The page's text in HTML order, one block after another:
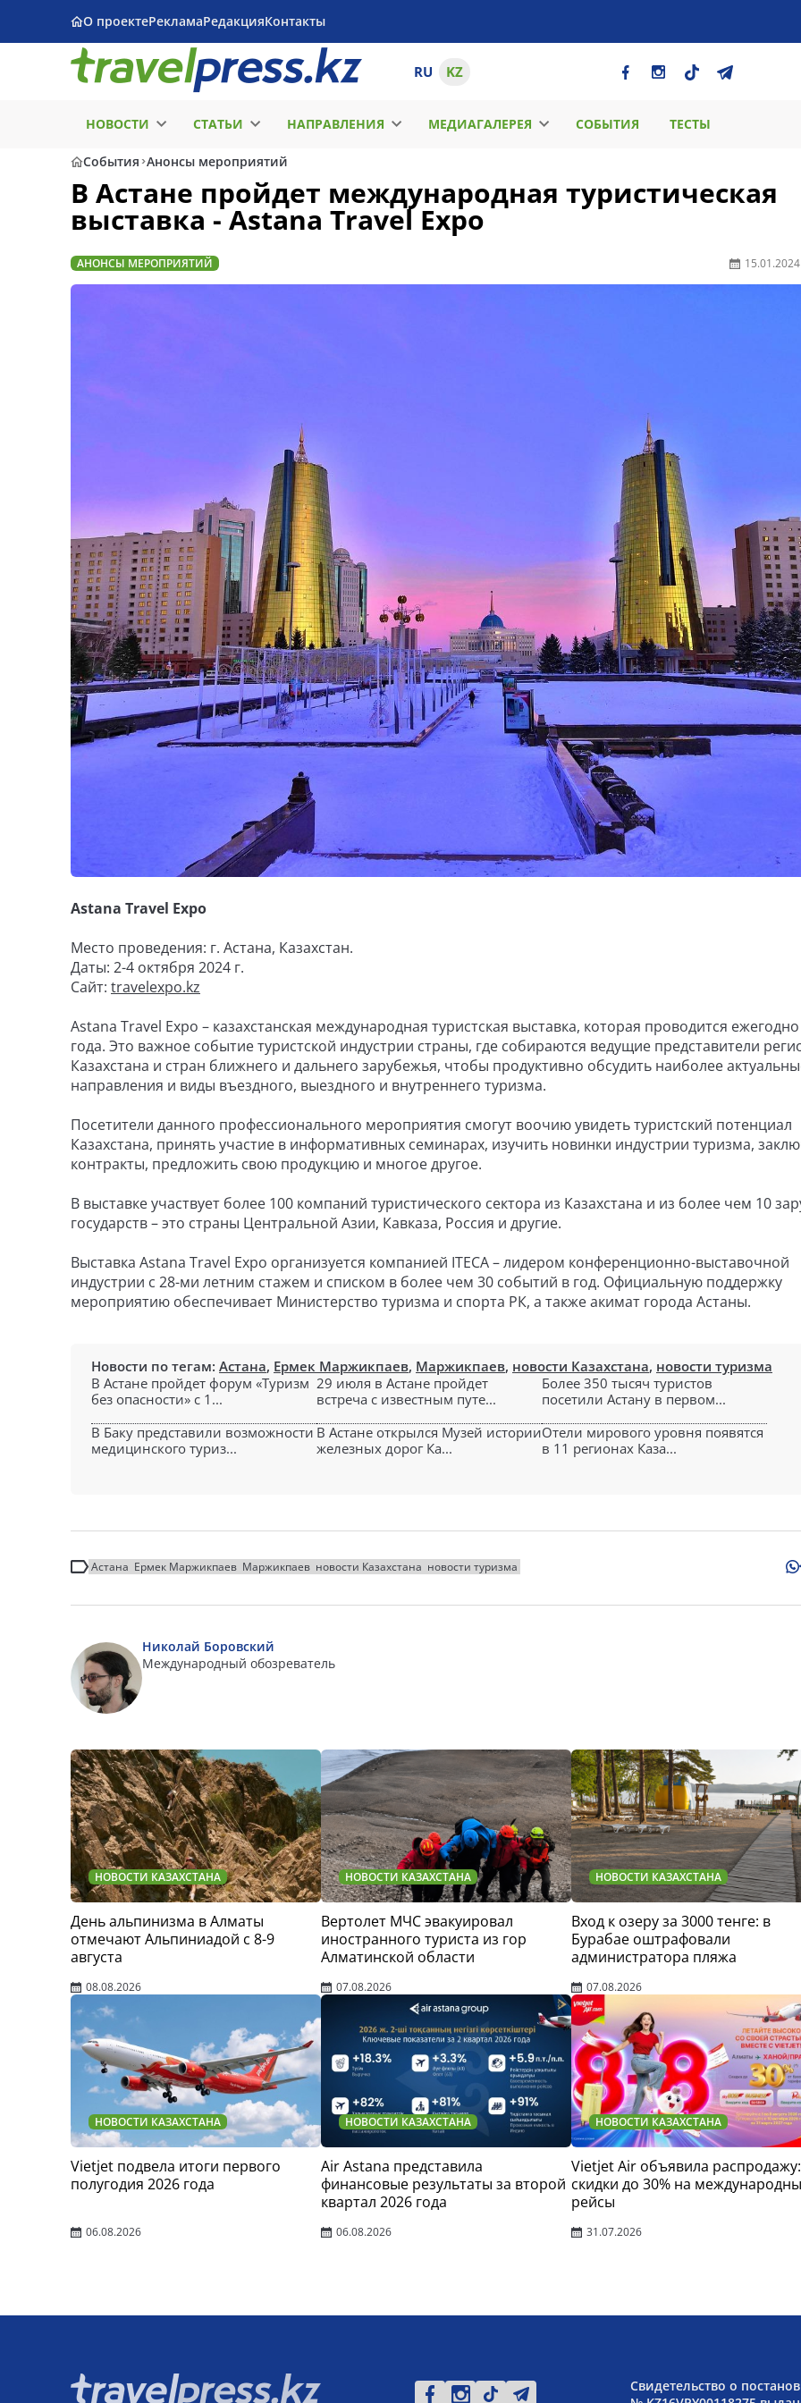
О проектеРекламаРедакцияКонтакты
RU KZ
НОВОСТИ СТАТЬИ НАПРАВЛЕНИЯ МЕДИАГАЛЕРЕЯ СОБЫТИЯ ТЕСТЫ
События Анонсы мероприятий
В Астане пройдет международная туристическая
выставка - Astana Travel Expo
АНОНСЫ МЕРОПРИЯТИЙ 15.01.2024
Astana Travel Expo
Место проведения: г. Астана, Казахстан.
Даты: 2-4 октября 2024 г.
Сайт: travelexpo.kz
Astana Travel Expo – казахстанская международная туристская выставка, которая проводится
года. Это важное событие туристской индустрии страны, где собираются ведущие представители
Казахстана и стран ближнего и дальнего зарубежья, чтобы продуктивно обсудить наиболее
направления и виды въездного, выездного и внутреннего туризма.
Посетители данного профессионального мероприятия смогут воочию увидеть туристский потенциал
Казахстана, принять участие в информативных семинарах, изучить новинки индустрии туризма,
контракты, предложить свою продукцию и многое другое.
В выставке участвует более 100 компаний туристического сектора из Казахстана и из более чем 10
государств – это страны Центральной Азии, Кавказа, Россия и другие.
Выставка Astana Travel Expo организуется компанией ITECA – лидером конференционно-выставочной
индустрии с 28-ми летним стажем и списком в более чем 30 событий в год. Официальную поддержку
мероприятию обеспечивает Министерство туризма и спорта РК, а также акимат города Астаны.
Новости по тегам: Астана, Ермек Маржикпаев, Маржикпаев, новости Казахстана, новости туризма
В Астане пройдет форум «Туризм
без опасности» с 1...
29 июля в Астане пройдет
встреча с известным путе...
Более 350 тысяч туристов
посетили Астану в первом...
В Баку представили возможности
медицинского туриз...
В Астане открылся Музей истории
железных дорог Ка...
Отели мирового уровня появятся
в 11 регионах Каза...
Астана Ермек Маржикпаев Маржикпаев новости Казахстана новости туризма
Николай Боровский
Международный обозреватель
НОВОСТИ КАЗАХСТАНА
День альпинизма в Алматы
отмечают Альпиниадой с 8-9
августа
08.08.2026
НОВОСТИ КАЗАХСТАНА
Вертолет МЧС эвакуировал
иностранного туриста из гор
Алматинской области
07.08.2026
НОВОСТИ КАЗАХСТАНА
Вход к озеру за 3000 тенге: в
Бурабае оштрафовали
администратора пляжа
07.08.2026
НОВОСТИ КАЗАХСТАНА
Vietjet подвела итоги первого
полугодия 2026 года
06.08.2026
НОВОСТИ КАЗАХСТАНА
Air Astana представила
финансовые результаты за второй
квартал 2026 года
06.08.2026
НОВОСТИ КАЗАХСТАНА
Vietjet Air объявила распродажу:
скидки до 30% на
рейсы
31.07.2026
Свидетельство о